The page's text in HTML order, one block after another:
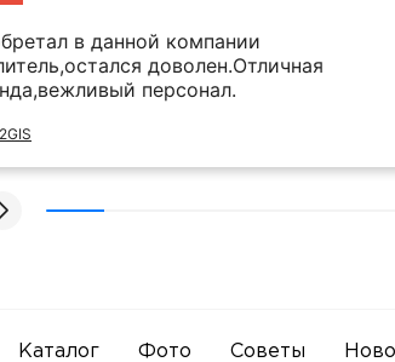
в данной компании
доволен.Отличная
персонал.
Каталог Фото Советы